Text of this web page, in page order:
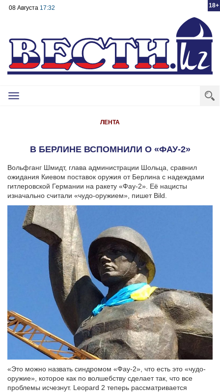
18+
08 Августа 17:32
Toggle
ЛЕНТА
В БЕРЛИНЕ ВСПОМНИЛИ О «ФАУ-2»
Вольфганг Шмидт, глава администрации Шольца, сравнил
ожидания Киевом поставок оружия от Берлина с надеждами
гитлеровской Германии на ракету «Фау-2». Её нацисты
изначально считали «чудо-оружием», пишет Bild.
«Это можно назвать синдромом «Фау-2», что есть это «чудо-
оружие», которое как по волшебству сделает так, что все
проблемы исчезнут. Leopard 2 теперь рассматривается